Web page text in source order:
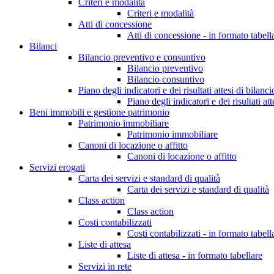
Criteri e modalità
Atti di concessione
Atti di concessione - in formato
Bilanci
Bilancio preventivo e consuntivo
Bilancio preventivo
Bilancio consuntivo
Piano degli indicatori e dei risultati attesi di
Piano degli indicatori e dei risultati
Beni immobili e gestione patrimonio
Patrimonio immobiliare
Patrimonio immobiliare
Canoni di locazione o affitto
Canoni di locazione o affitto
Servizi erogati
Carta dei servizi e standard di qualità
Carta dei servizi e standard di qualità
Class action
Class action
Costi contabilizzati
Costi contabilizzati - in formato
Liste di attesa
Liste di attesa - in formato tabellare
Servizi in rete